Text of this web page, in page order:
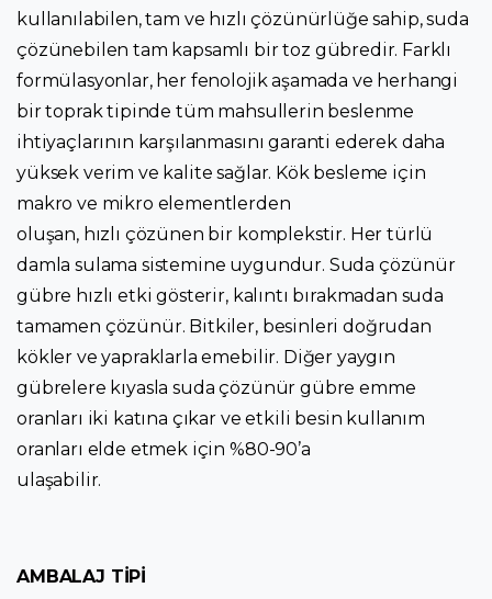
kullanılabilen, tam ve hızlı çözünürlüğe sahip, suda
çözünebilen tam kapsamlı bir toz gübredir. Farklı
formülasyonlar, her fenolojik aşamada ve herhangi
bir toprak tipinde tüm mahsullerin beslenme
ihtiyaçlarının karşılanmasını garanti ederek daha
yüksek verim ve kalite sağlar. Kök besleme için
makro ve mikro elementlerden
oluşan, hızlı çözünen bir komplekstir. Her türlü
damla sulama sistemine uygundur. Suda çözünür
gübre hızlı etki gösterir, kalıntı bırakmadan suda
tamamen çözünür. Bitkiler, besinleri doğrudan
kökler ve yapraklarla emebilir. Diğer yaygın
gübrelere kıyasla suda çözünür gübre emme
oranları iki katına çıkar ve etkili besin kullanım
oranları elde etmek için %80-90’a
ulaşabilir.
AMBALAJ TİPİ